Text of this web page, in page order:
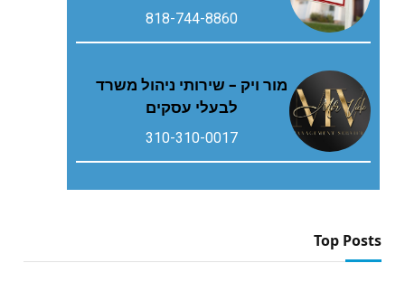
818-744-8860
מור ויק – שירותי ניהול משרד
לבעלי עסקים
310-310-0017
Top Posts